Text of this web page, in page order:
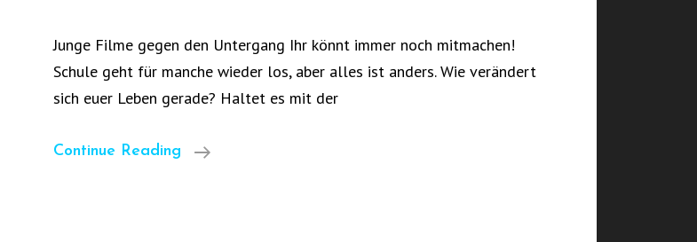
Junge Filme gegen den Untergang Ihr könnt immer noch mitmachen!
Schule geht für manche wieder los, aber alles ist anders. Wie verändert
sich euer Leben gerade? Haltet es mit der
Continue Reading
Corona